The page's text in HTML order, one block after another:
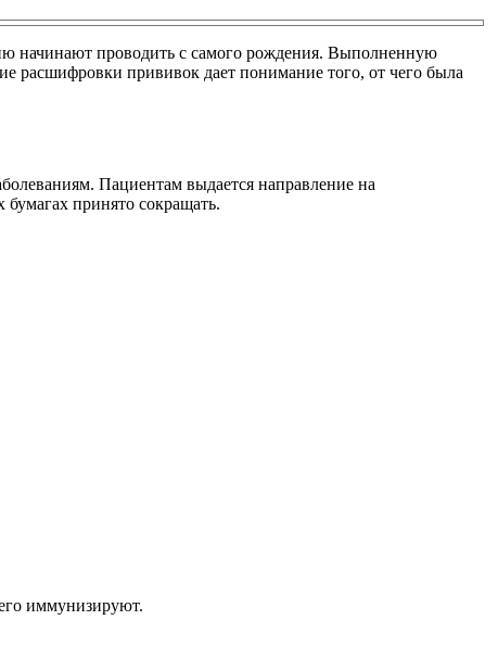
начинают проводить с самого рождения. Выполненную
расшифровки прививок дает понимание того, от чего была
Пациентам выдается направление на
принято сокращать.
иммунизируют.